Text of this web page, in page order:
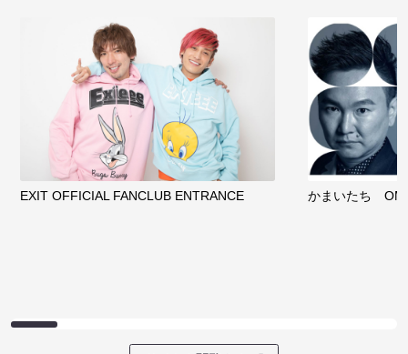
サイトを閲覧する
クラウドファンディング